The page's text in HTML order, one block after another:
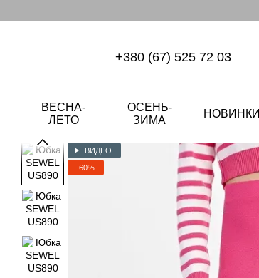
+380 (67) 525 72 03
ВЕСНА-
ЛЕТО
ОСЕНЬ-
ЗИМА
НОВИНКИ
ВИДЕО
−60%